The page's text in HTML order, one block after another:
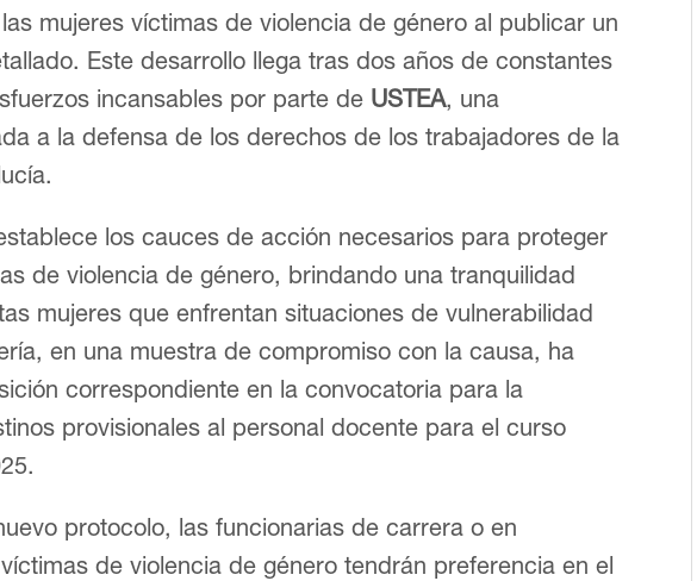
mujeres víctimas de violencia de género al publicar un
Este desarrollo llega tras dos años de constantes
incansables por parte de USTEA, una
a la defensa de los derechos de los trabajadores de la
los cauces de acción necesarios para proteger
de violencia de género, brindando una tranquilidad
mujeres que enfrentan situaciones de vulnerabilidad
en una muestra de compromiso con la causa, ha
correspondiente en la convocatoria para la
provisionales al personal docente para el curso
protocolo, las funcionarias de carrera o en
de violencia de género tendrán preferencia en el